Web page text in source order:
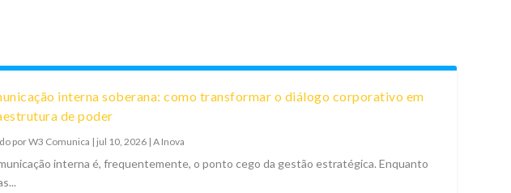
interna soberana: como transformar o diálogo corporativo em
de poder
porW3 Comunica | jul 10, 2026 | A Inova
interna é, frequentemente, o ponto cego da gestão estratégica. Enquanto